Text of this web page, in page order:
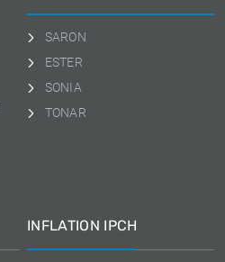
SARON
ESTER
SONIA
TONAR
INFLATION IPCH